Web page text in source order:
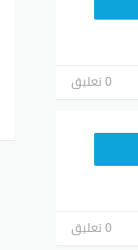
0 تعليق
0 تعليق